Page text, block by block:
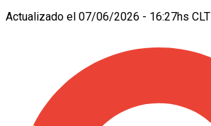
Actualizado el 07/06/2026 - 16:27hs CLT